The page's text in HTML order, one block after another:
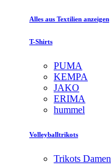
Alles aus Textilien anzeigen
T-Shirts
PUMA
KEMPA
JAKO
ERIMA
hummel
Volleyballtrikots
Trikots Damen